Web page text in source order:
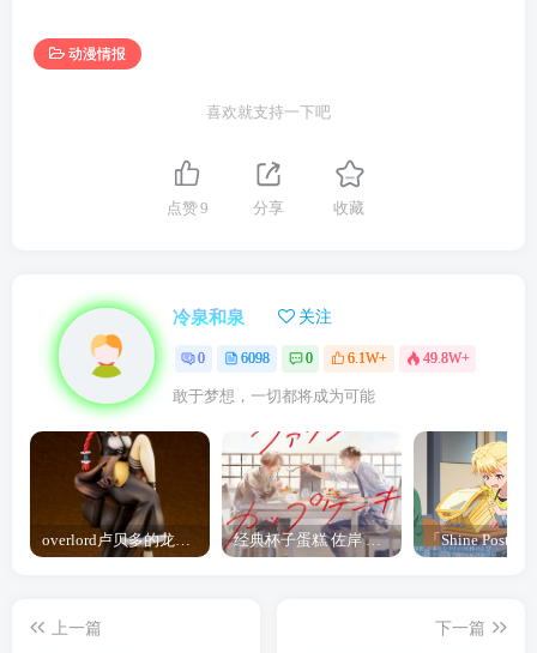
动漫情报
喜欢就支持一下吧
点赞9 分享 收藏
冷泉和泉 关注
0 6098 0 6.1W+ 49.8W+
敢于梦想，一切都将成为可能
经典杯子蛋糕 佐岸 漫画「经典杯子蛋糕」宣布真人日剧化
上一篇
下一篇